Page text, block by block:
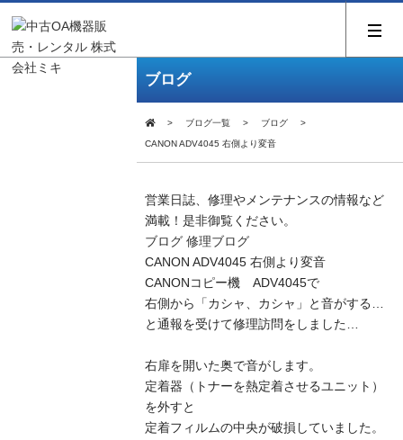
ブログ
ブログ一覧 ブログ
CANON ADV4045 右側より変音
営業日誌、修理やメンテナンスの情報など
満載！是非御覧ください。
ブログ 修理ブログ
CANON ADV4045 右側より変音
CANONコピー機 ADV4045で
右側から「カシャ、カシャ」と音がする…
と通報を受けて修理訪問をしました…
右扉を開いた奥で音がします。
定着器（トナーを熱定着させるユニット）
を外すと
定着フィルムの中央が破損していました。